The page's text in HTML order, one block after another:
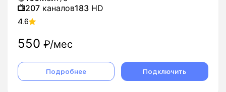
207 каналов183 HD
4.6
550 ₽/мес
Подробнее Подключить